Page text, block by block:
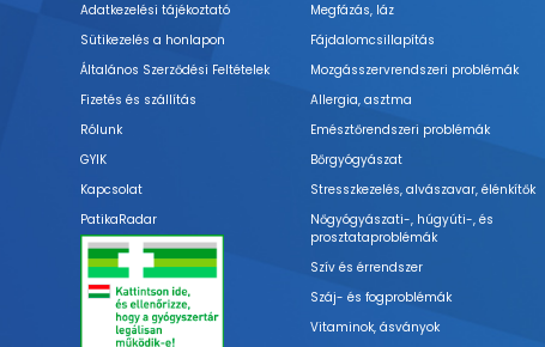
Adatkezelési tájékoztató
Sütikezelés a honlapon
Általános Szerződési Feltételek
Fizetés és szállítás
Rólunk
GYIK
Kapcsolat
PatikaRadar
Megfázás, láz
Fájdalomcsillapítás
Mozgásszervrendszeri problémák
Allergia, asztma
Emésztőrendszeri problémák
Bőrgyógyászat
Stresszkezelés, alvászavar, élénkítők
Nőgyógyászati-, húgyúti-, és
prosztataproblémák
Szív és érrendszer
Száj- és fogproblémák
Vitaminok, ásványok